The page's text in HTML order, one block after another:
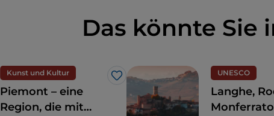
Das könnte Sie
Kunst und Kultur
Like
Piemont – eine
Region, die mit
UNESCO
Langhe,
Monferrato